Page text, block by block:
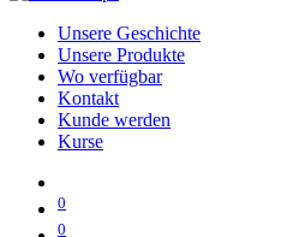
Unsere Geschichte
Unsere Produkte
Wo verfügbar
Kontakt
Kunde werden
Kurse
0
0